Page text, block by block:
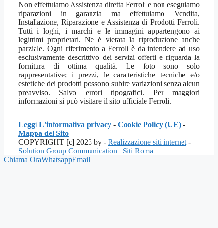
Non effettuiamo Assistenza diretta Ferroli e non eseguiamo
riparazioni in garanzia ma effettuiamo Vendita,
Installazione, Riparazione e Assistenza di Prodotti Ferroli.
Tutti i loghi, i marchi e le immagini appartengono ai
legittimi proprietari. Ne è vietata la riproduzione anche
parziale. Ogni riferimento a Ferroli è da intendere ad uso
esclusivamente descrittivo dei servizi offerti e riguarda la
fornitura di ottima qualità. Le foto sono solo
rappresentative; i prezzi, le caratteristiche tecniche e/o
estetiche dei prodotti possono subire variazioni senza alcun
preavviso. Salvo errori tipografici. Per maggiori
informazioni si può visitare il sito ufficiale Ferroli.
Leggi L'informativa privacy - Cookie Policy (UE) -
Mappa del Sito
COPYRIGHT [c] 2023 by - Realizzazione siti internet -
Solution Group Communication | Siti Roma
Chiama OraWhatsappEmail